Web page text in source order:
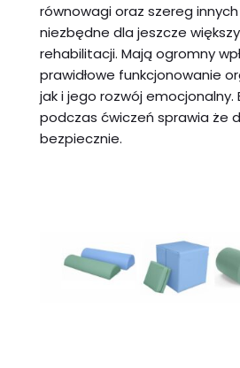
równowagi oraz szereg
niezbędne dla jeszcze
rehabilitacji. Mają ogromny
prawidłowe funkcjonowanie
jak i jego rozwój emocjonalny.
podczas ćwiczeń sprawia że
bezpiecznie.